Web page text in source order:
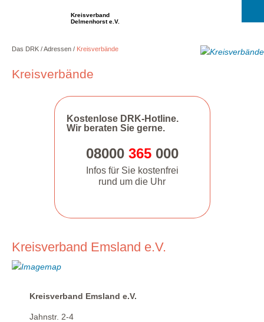
Kreisverband
Delmenhorst e.V.
Das DRK Adressen Kreisverbände
Kreisverbände
Kostenlose DRK-Hotline.
Wir beraten Sie gerne.
08000 365000
Infos für Sie kostenfrei
rund um die Uhr
Kreisverband Emsland e.V.
Kreisverband Emsland e.V.
Jahnstr. 2-4